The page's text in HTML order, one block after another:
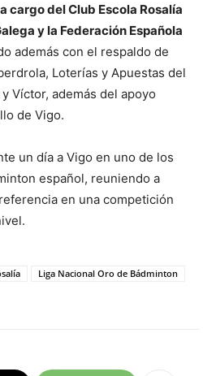
cargo delClub Escola Rosalía
y la Federación Española
además con el respaldo de
, Loterías y Apuestas del
y Víctor, además del apoyo
de Vigo.
un día a Vigo en uno de los
español, reuniendo a
en una competición
Liga Nacional Oro de Bádminton